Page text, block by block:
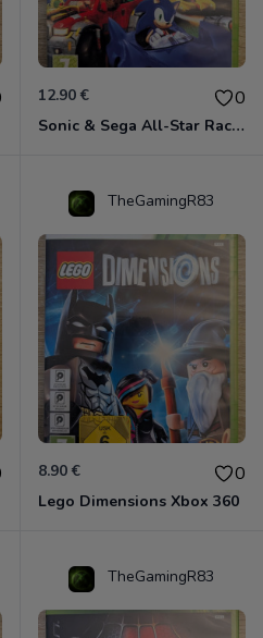
12.90 € 0
Sonic & Sega All-Star Racing avec Banjo-Kazooie Xbox 360
TheGamingR83
8.90 € 0
Lego Dimensions Xbox 360
TheGamingR83